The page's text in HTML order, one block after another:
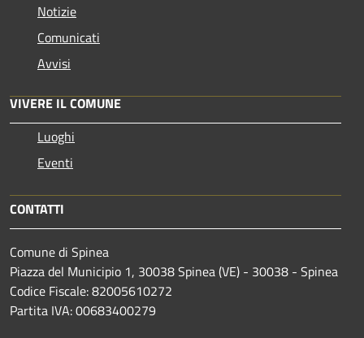
Notizie
Comunicati
Avvisi
VIVERE IL COMUNE
Luoghi
Eventi
CONTATTI
Comune di Spinea
Piazza del Municipio 1, 30038 Spinea (VE) - 30038 - Spinea
Codice Fiscale: 82005610272
Partita IVA: 00683400279